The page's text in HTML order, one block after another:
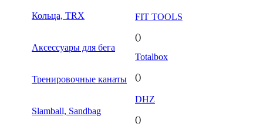
Кольца, TRX
Аксессуары для бега
Тренировочные канаты
Slamball, Sandbag
FIT TOOLS
()
Totalbox
()
DHZ
()